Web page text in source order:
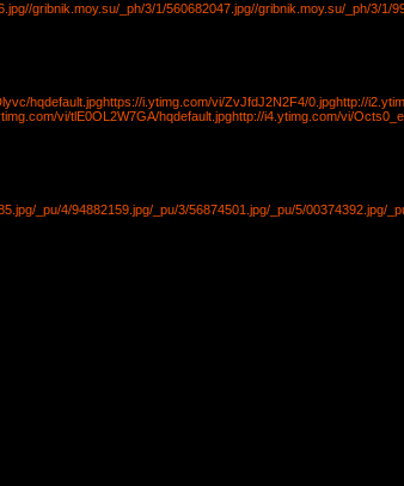
//gribnik.moy.su/_ph/3/1/560682047.jpg//gribnik.moy.su/_ph/3/1/
hqdefault.jpghttps://i.ytimg.com/vi/ZvJfdJ2N2F4/0.jpghttp://
vi/tlE0OL2W7GA/hqdefault.jpghttp://i4.ytimg.com/vi/
/_pu/4/94882159.jpg/_pu/3/56874501.jpg/_pu/5/00374392.jpg/